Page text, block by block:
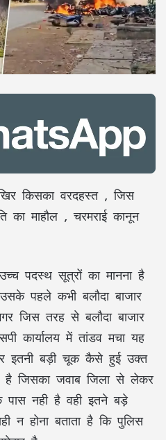
किसका वरदहस्त , जिस
माहौल , चरमराई कानून
पदस्थ सूत्रों का मानना है
पहले कभी बलौदा बाजार
जिस तरह से बलौदा बाजार
कार्यालय में तांडव मचा यह
इतनी बड़ी चूक कैसे हुई उक्त
जिसका जवाब जिला से लेकर
नही है वही इतने बड़े
न होना बताता है कि पुलिस